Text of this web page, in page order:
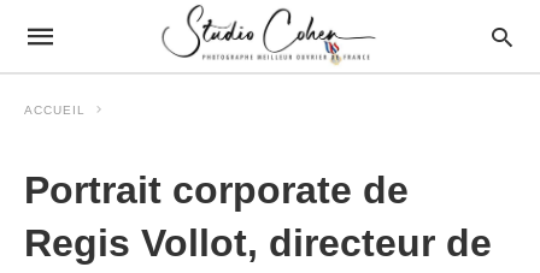
ACCUEIL
Portrait corporate de
Regis Vollot, directeur de